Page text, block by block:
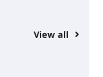
View all